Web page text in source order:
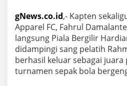
gNews.co.id,- Kapten
Apparel FC, Fahrul
langsung Piala Bergilir
didampingi sang pelatih
berhasil keluar sebagai juara
turnamen sepak bola